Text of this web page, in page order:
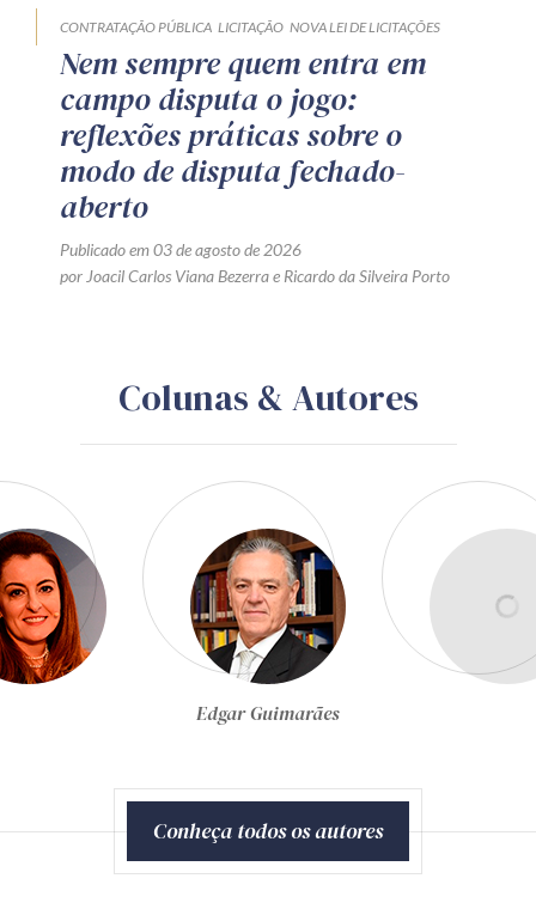
CONTRATAÇÃO PÚBLICA LICITAÇÃO NOVA LEI DE LICITAÇÕES
Nem sempre quem entra em
campo disputa o jogo:
reflexões práticas sobre o
modo de disputa fechado-
aberto
Publicado em 03 de agosto de 2026
por Joacil Carlos Viana Bezerrae Ricardo da Silveira Porto
Colunas & Autores
Egon Bockmann Moreira
Conheça todos os autores